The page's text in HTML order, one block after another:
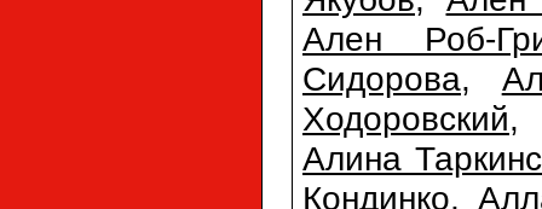
Ален Роб-
Сидорова,
Ходоровский
Алина
Кондинко,